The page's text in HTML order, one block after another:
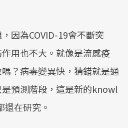
因為COVID-19會不斷突
用也不大。就像是流感疫
？病毒變異快，猜錯就是通
預測階段，這是新的knowl
在研究。